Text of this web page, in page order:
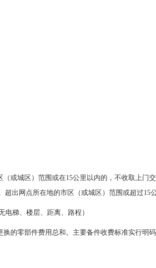
或城区）范围或在15公里以内的，不收取上门
出网点所在地的市区（或城区）范围或超过15
电梯、楼层、距离、路程）
的零部件费用总和。主要备件收费标准实行明码